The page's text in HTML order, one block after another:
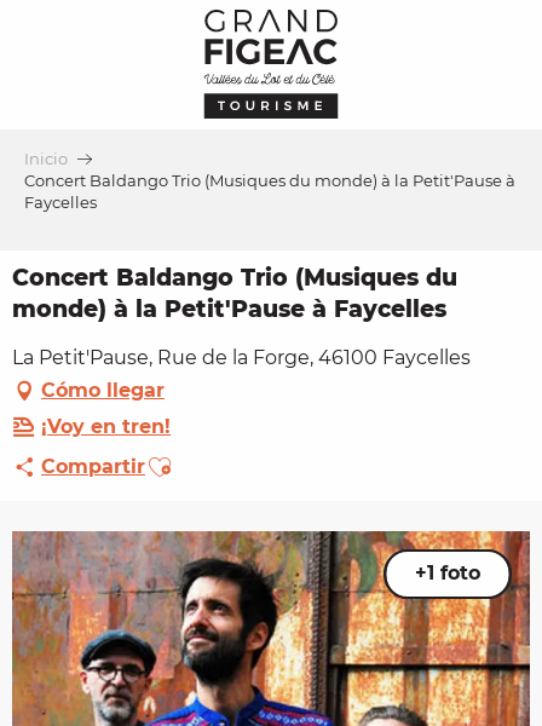
Inicio
Concert Baldango Trio (Musiques du monde) à la Petit'Pause à
Faycelles
Concert Baldango Trio (Musiques du
monde) à la Petit'Pause à Faycelles
La Petit'Pause, Rue de la Forge, 46100 Faycelles
Cómo llegar
¡Voy en tren!
CompartirAjouter aux favoris
+1 foto